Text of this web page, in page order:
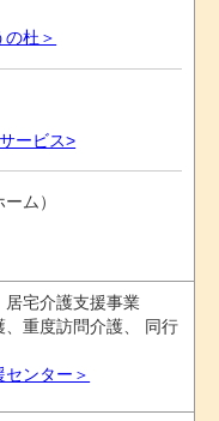
杜＞
ービス>
ム）
居宅介護支援事業
、重度訪問介護、 同行
ンター＞